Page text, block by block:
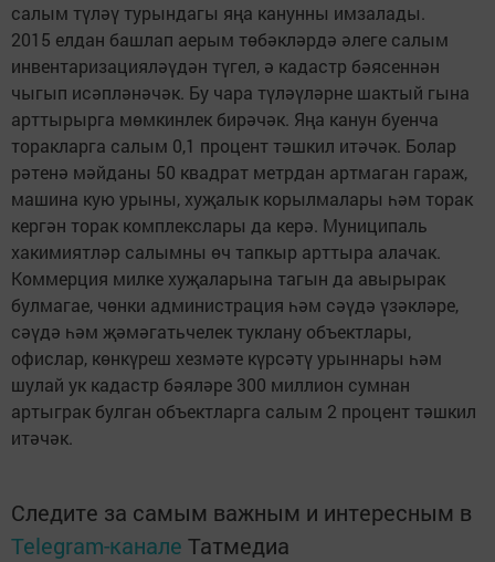
салым түләү турындагы яңа канунны имзалады.
2015 елдан башлап аерым төбәкләрдә әлеге салым
инвентаризацияләүдән түгел, ә кадастр бәясеннән
чыгып исәп­ләнәчәк. Бу чара түләүләрне шактый гына
арттырырга мөмкинлек бирәчәк. Яңа канун буенча
торакларга салым 0,1 процент тәшкил итәчәк. Болар
рәтенә мәйданы 50 квадрат метрдан артмаган гараж,
машина кую урыны, хуҗалык корылмалары һәм торак
кергән торак комплекслары да керә. Муниципаль
хакимиятләр салымны өч тапкыр арттыра алачак.
Коммерция милке хуҗаларына тагын да авырырак
булмагае, чөнки администрация һәм сәүдә үзәкләре,
сәүдә һәм җәмәгатьчелек туклану объектлары,
офислар, көнкүреш хезмәте күрсәтү урыннары һәм
шулай ук кадастр бәяләре 300 миллион сумнан
артыграк булган объектларга салым 2 процент тәшкил
итәчәк.
Следите за самым важным и интересным в
Telegram-канале Татмедиа